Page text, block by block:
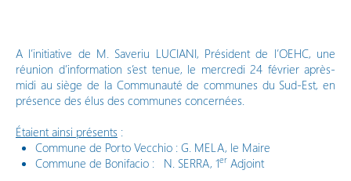
A l’initiative de M. Saveriu LUCIANI, Président de l’OEHC, une
réunion d’information s’est tenue, le mercredi 24 février après-
midi au siège de la Communauté de communes du Sud-Est, en
présence des élus des communes concernées.
Étaient ainsi présents :
Commune de Porto Vecchio : G. MELA, le Maire
Commune de Bonifacio : N. SERRA, 1er Adjoint